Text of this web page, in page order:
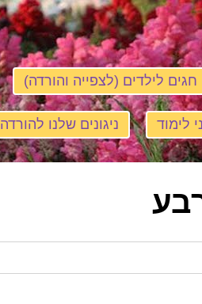
חגים לילדים (לצפייה והורדה)
לימוד ניגונים שלנו להורדה